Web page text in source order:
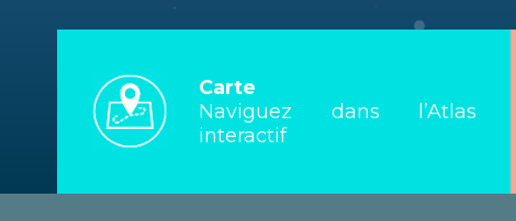
Carte
Naviguez dans l’Atlas
interactif